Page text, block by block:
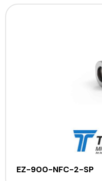
EZ-900-NFC-2-SP